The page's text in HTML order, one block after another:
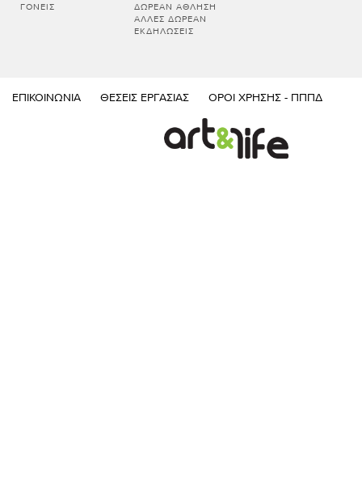
ΓΟΝΕΊΣ
ΔΩΡΕΆΝ ΆΘΛΗΣΗ
ΆΛΛΕΣ ΔΩΡΕΆΝ
ΕΚΔΗΛΏΣΕΙΣ
ΕΠΙΚΟΙΝΩΝΊΑ ΘΈΣΕΙΣ ΕΡΓΑΣΊΑΣ ΌΡΟΙ ΧΡΉΣΗΣ - ΠΠΠΔ